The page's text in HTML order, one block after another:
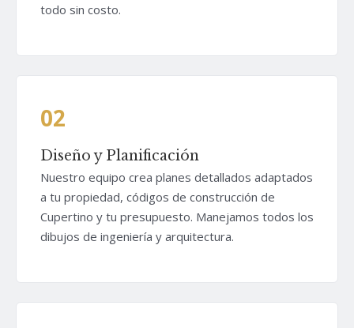
todo sin costo.
02
Diseño y Planificación
Nuestro equipo crea planes detallados adaptados
a tu propiedad, códigos de construcción de
Cupertino y tu presupuesto. Manejamos todos los
dibujos de ingeniería y arquitectura.